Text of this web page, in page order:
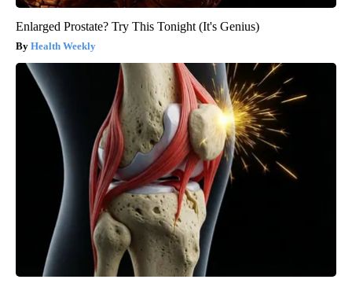
Enlarged Prostate? Try This Tonight (It's Genius)
Health Weekly